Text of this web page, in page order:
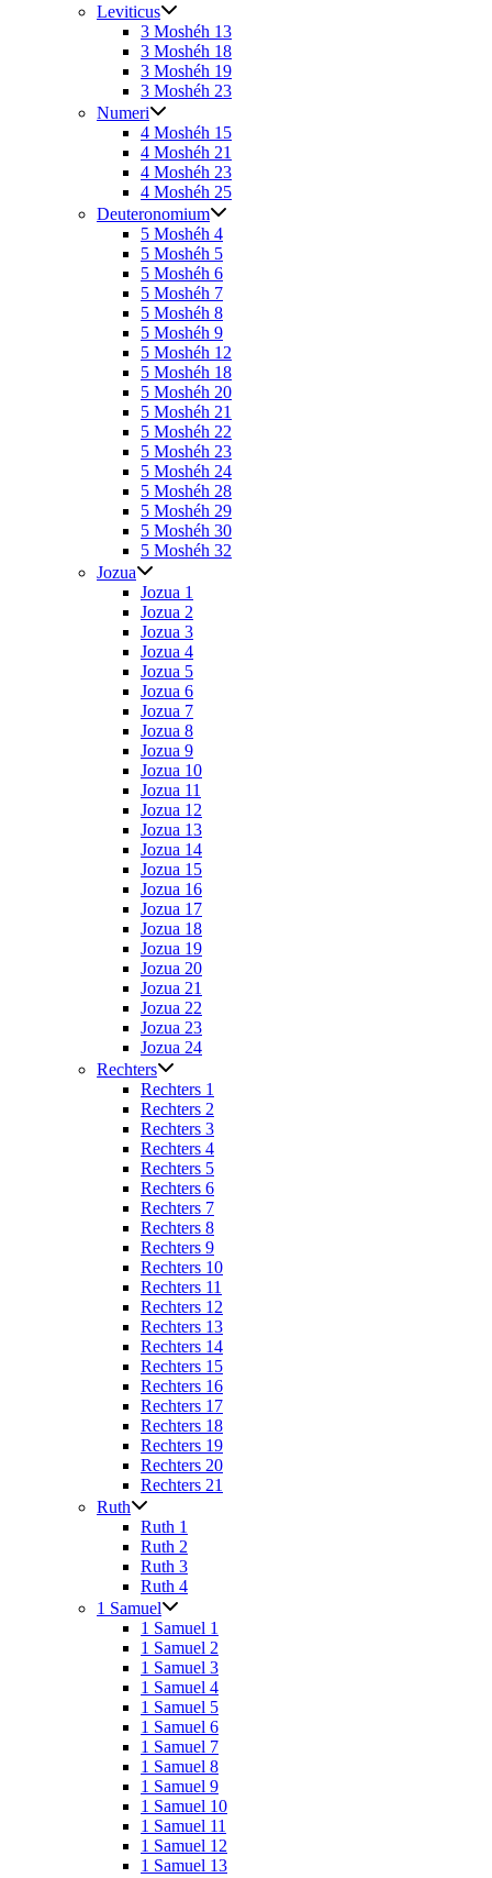
Leviticus
3 Moshéh 13
3 Moshéh 18
3 Moshéh 19
3 Moshéh 23
Numeri
4 Moshéh 15
4 Moshéh 21
4 Moshéh 23
4 Moshéh 25
Deuteronomium
5 Moshéh 4
5 Moshéh 5
5 Moshéh 6
5 Moshéh 7
5 Moshéh 8
5 Moshéh 9
5 Moshéh 12
5 Moshéh 18
5 Moshéh 20
5 Moshéh 21
5 Moshéh 22
5 Moshéh 23
5 Moshéh 24
5 Moshéh 28
5 Moshéh 29
5 Moshéh 30
5 Moshéh 32
Jozua
Jozua 1
Jozua 2
Jozua 3
Jozua 4
Jozua 5
Jozua 6
Jozua 7
Jozua 8
Jozua 9
Jozua 10
Jozua 11
Jozua 12
Jozua 13
Jozua 14
Jozua 15
Jozua 16
Jozua 17
Jozua 18
Jozua 19
Jozua 20
Jozua 21
Jozua 22
Jozua 23
Jozua 24
Rechters
Rechters 1
Rechters 2
Rechters 3
Rechters 4
Rechters 5
Rechters 6
Rechters 7
Rechters 8
Rechters 9
Rechters 10
Rechters 11
Rechters 12
Rechters 13
Rechters 14
Rechters 15
Rechters 16
Rechters 17
Rechters 18
Rechters 19
Rechters 20
Rechters 21
Ruth
Ruth 1
Ruth 2
Ruth 3
Ruth 4
1 Samuel
1 Samuel 1
1 Samuel 2
1 Samuel 3
1 Samuel 4
1 Samuel 5
1 Samuel 6
1 Samuel 7
1 Samuel 8
1 Samuel 9
1 Samuel 10
1 Samuel 11
1 Samuel 12
1 Samuel 13